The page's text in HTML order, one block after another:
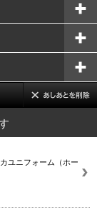
ユニフォーム（ホー